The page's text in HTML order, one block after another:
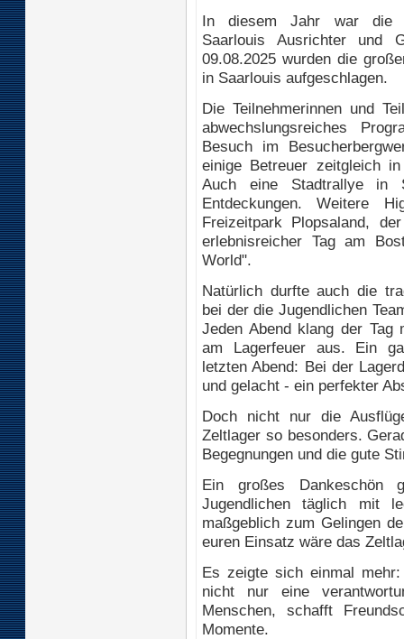
In diesem Jahr war die
Saarlouis Ausrichter und
09.08.2025 wurden die
in Saarlouis aufgeschlagen.
Die Teilnehmerinnen und
abwechslungsreiches
Besuch im
einige Betreuer zeitgleich
Auch eine Stadtrallye in
Entdeckungen. Weitere
Freizeitpark Plopsaland,
erlebnisreicher Tag am
World".
Natürlich durfte auch die
bei der die Jugendlichen
Jeden Abend klang der Tag
am Lagerfeuer aus. Ein
letzten Abend: Bei der
und gelacht - ein perfekter
Doch nicht nur die
Zeltlager so besonders.
Begegnungen und die gute
Ein großes Dankeschön
Jugendlichen täglich mit
maßgeblich zum Gelingen
euren Einsatz wäre das
Es zeigte sich einmal
nicht nur eine
Menschen, schafft
Momente.